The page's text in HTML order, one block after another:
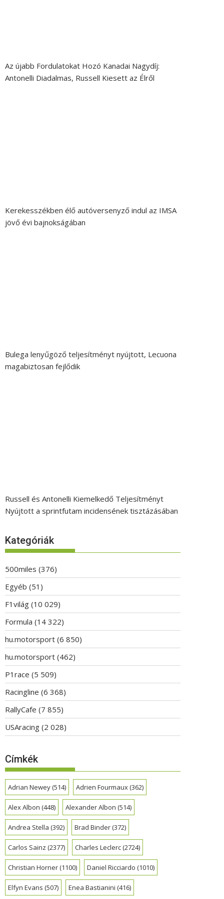
Az újabb Fordulatokat Hozó Kanadai Nagydíj:
Antonelli Diadalmas, Russell Kiesett az Élről
Kerekesszékben élő autóversenyző indul az IMSA
jövő évi bajnokságában
Bulega lenyűgöző teljesítményt nyújtott, Lecuona
magabiztosan fejlődik
Russell és Antonelli Kiemelkedő Teljesítményt
Nyújtott a sprintfutam incidensének tisztázásában
Kategóriák
500miles (376)
Egyéb (51)
F1világ (10 029)
Formula (14 322)
hu.motorsport (6 850)
hu.motorsport (462)
P1race (5 509)
Racingline (6 368)
RallyCafe (7 855)
USAracing (2 028)
Címkék
Adrian Newey(514) Adrien Fourmaux(362)
Alex Albon (448) Alexander Albon (514)
Andrea Stella (392) Brad Binder(372)
Carlos Sainz (2377) Charles Leclerc(2724)
Christian Horner(1100) Daniel Ricciardo (1010)
Elfyn Evans (507) Enea Bastianini (416)